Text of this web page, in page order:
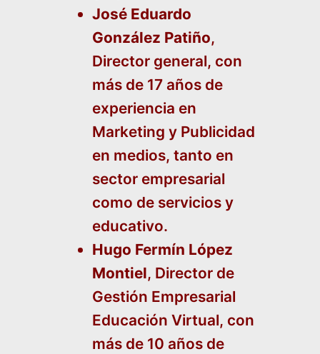
José Eduardo
González Patiño,
Director general, con
más de 17 años de
experiencia en
Marketing y Publicidad
en medios, tanto en
sector empresarial
como de servicios y
educativo.
Hugo Fermín López
Montiel, Director de
Gestión Empresarial
Educación Virtual, con
más de 10 años de